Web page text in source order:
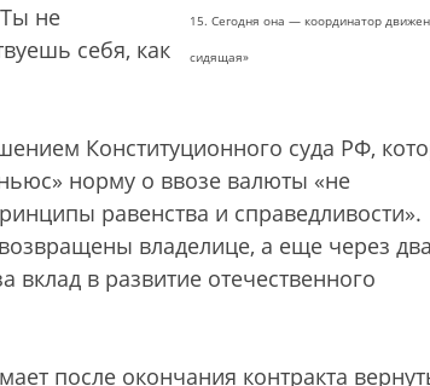
15. Сегодня она — координатор
сидящая»
не
себя, как
Конституционного суда РФ,
норму о ввозе валюты «не
равенства и справедливости».
владелице, а еще через
в развитие отечественного
после окончания контракта